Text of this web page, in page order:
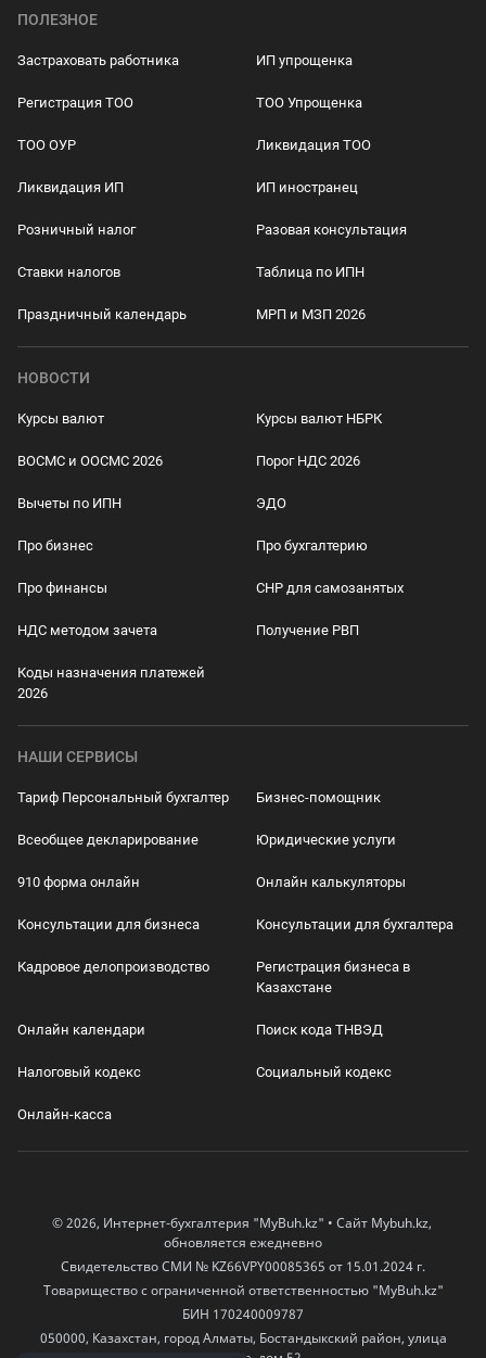
ПОЛЕЗНОЕ
Застраховать работника ИП упрощенка
Регистрация ТОО ТОО Упрощенка
ТОО ОУР Ликвидация ТОО
Ликвидация ИП ИП иностранец
Розничный налог Разовая консультация
Ставки налогов Таблица по ИПН
Праздничный календарь МРП и МЗП 2026
НОВОСТИ
Курсы валют Курсы валют НБРК
ВОСМС и ООСМС 2026 Порог НДС 2026
Вычеты по ИПН ЭДО
Про бизнес Про бухгалтерию
Про финансы СНР для самозанятых
НДС методом зачета Получение РВП
Коды назначения платежей
2026
НАШИ СЕРВИСЫ
Тариф Персональный бухгалтер Бизнес-помощник
Всеобщее декларирование Юридические услуги
910 форма онлайн Онлайн калькуляторы
Консультации для бизнеса Консультации для бухгалтера
Кадровое делопроизводство
Регистрация бизнеса в
Казахстане
Онлайн календари Поиск кода ТНВЭД
Налоговый кодекс Социальный кодекс
Онлайн-касса
© 2026, Интернет-бухгалтерия "MyBuh.kz" • Сайт Mybuh.kz,
обновляется ежедневно
Свидетельство СМИ № KZ66VPY00085365 от 15.01.2024 г.
Товарищество с ограниченной ответственностью "MyBuh.kz"
БИН 170240009787
050000, Казахстан, город Алматы, Бостандыкский район, улица